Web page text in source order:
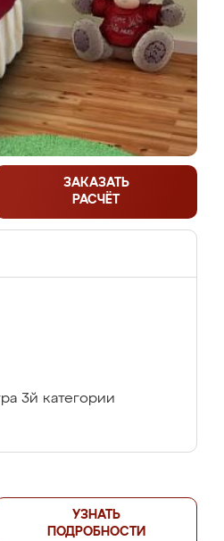
ЗАКАЗАТЬ
РАСЧЁТ
3й категории
УЗНАТЬ
ПОДРОБНОСТИ